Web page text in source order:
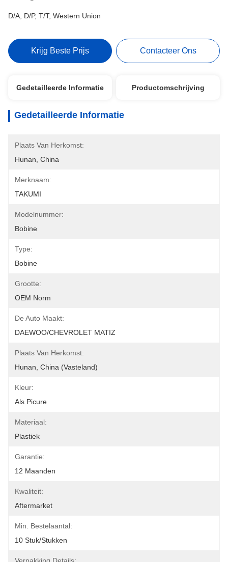
D/A, D/P, T/T, Western Union
Krijg Beste Prijs Contacteer Ons
Gedetailleerde Informatie Productomschrijving
Gedetailleerde Informatie
Plaats Van Herkomst:
Hunan, China
Merknaam:
TAKUMI
Modelnummer:
Bobine
Type:
Bobine
Grootte:
OEM Norm
De Auto Maakt:
DAEWOO/CHEVROLET MATIZ
Plaats Van Herkomst:
Hunan, China (Vasteland)
Kleur:
Als Picure
Materiaal:
Plastiek
Garantie:
12 Maanden
Kwaliteit:
Aftermarket
Min. Bestelaantal:
10 Stuk/Stukken